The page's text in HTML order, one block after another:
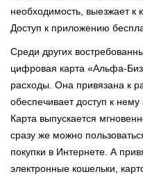
необходимость, выезжает к
Доступ к приложению
Среди других
цифровая карта «Альфа-
расходы. Она привязана к
обеспечивает доступ к
Карта выпускается
сразу же можно
покупки в Интернете. А
электронные кошельки,